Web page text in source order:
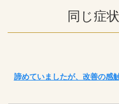
同じ症
諦めていましたが、改善の感